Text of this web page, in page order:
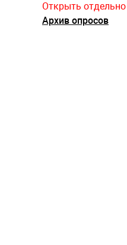
Открыть отдельно
Архив опросов